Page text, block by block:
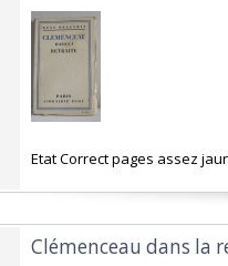
‎Etat Correct pages assez
‎Clémenceau dans la